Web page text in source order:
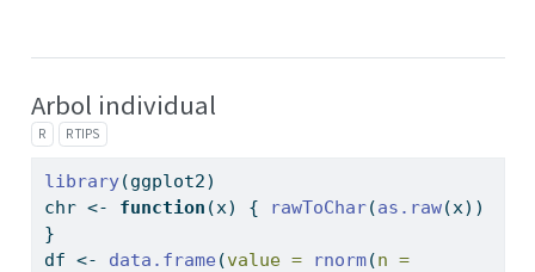
Arbol individual
R R TIPS
library(ggplot2)
chr <- function (x) { rawToChar(as.raw(x))
}
df <- data.frame (value = rnorm(n =